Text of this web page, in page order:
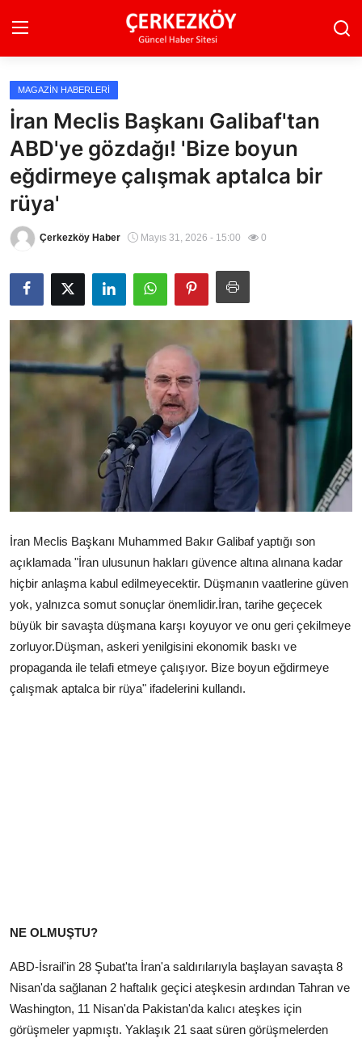
Ana Sayfa
Son Dakika
Ekonomi Haberleri
Magazin Haberleri
Teknoloji Haberleri
Dünya Haberleri
Çerkezköy
MAGAZIN HABERLERI
İran Meclis Başkanı Galibaf'tan
ABD'ye gözdağı! 'Bize boyun
eğdirmeye çalışmak aptalca bir
rüya'
Çerkezköy Haber Mayıs 31, 2026 - 15:00 0
İran Meclis Başkanı Muhammed Bakır Galibaf yaptığı son
açıklamada "İran ulusunun hakları güvence altına alınana kadar
hiçbir anlaşma kabul edilmeyecektir. Düşmanın vaatlerine güven
yok, yalnızca somut sonuçlar önemlidir.İran, tarihe geçecek
büyük bir savaşta düşmana karşı koyuyor ve onu geri çekilmeye
zorluyor.Düşman, askeri yenilgisini ekonomik baskı ve
propaganda ile telafi etmeye çalışıyor. Bize boyun eğdirmeye
çalışmak aptalca bir rüya" ifadelerini kullandı.
NE OLMUŞTU?
ABD-İsrail'in 28 Şubat'ta İran'a saldırılarıyla başlayan savaşta 8
Nisan'da sağlanan 2 haftalık geçici ateşkesin ardından Tahran ve
Washington, 11 Nisan'da Pakistan'da kalıcı ateşkes için
görüşmeler yapmıştı. Yaklaşık 21 saat süren görüşmelerden